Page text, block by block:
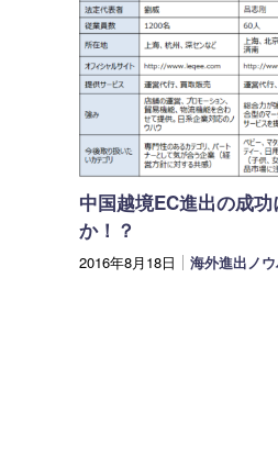
中国越境EC進出の成
か！？
2016年8月18日 海外進出ノ